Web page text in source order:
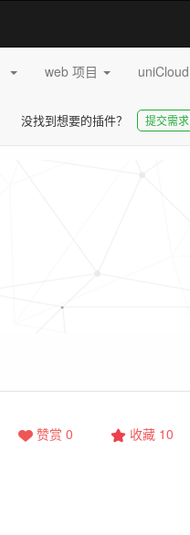
web 项目 uniCloud
没找到想要的插件？ 提交需求
收藏 10
赞赏 0